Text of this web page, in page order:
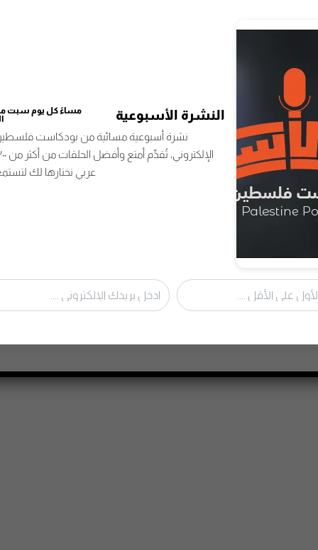
الخيارات نعمة ؟
الحلقة التالية
النشرة الأسبوعية
مساءً كل يوم سبت من
نشرة أسبوعية مسائية من بودكاست
عربي نختارها لك